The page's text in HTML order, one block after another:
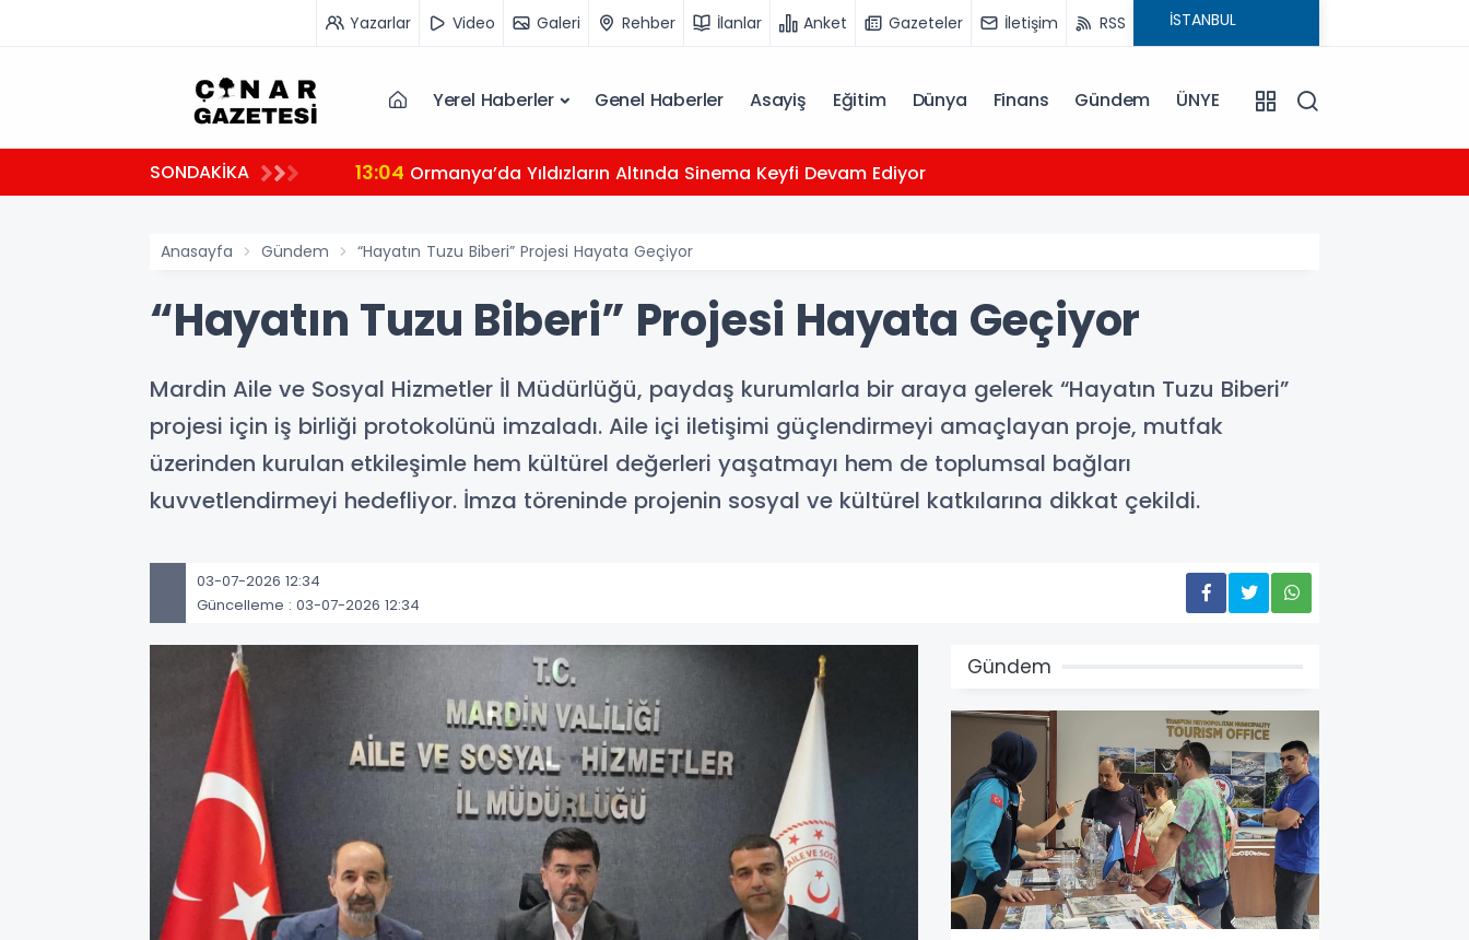
Yazarlar Video Galeri Rehber İlanlar Anket Gazeteler İletişim RSS
Yerel Haberler Genel Haberler Asayiş Eğitim Dünya Finans Gündem ÜNYE
SONDAKİKA 13:04 Ormanya’da Yıldızların Altında Sinema Keyfi Devam Ediyor
Anasayfa Gündem “Hayatın Tuzu Biberi” Projesi Hayata Geçiyor
“Hayatın Tuzu Biberi” Projesi Hayata Geçiyor
Mardin Aile ve Sosyal Hizmetler İl Müdürlüğü, paydaş kurumlarla bir araya gelerek “Hayatın Tuzu Biberi”
projesi için iş birliği protokolünü imzaladı. Aile içi iletişimi güçlendirmeyi amaçlayan proje, mutfak
üzerinden kurulan etkileşimle hem kültürel değerleri yaşatmayı hem de toplumsal bağları
kuvvetlendirmeyi hedefliyor. İmza töreninde projenin sosyal ve kültürel katkılarına dikkat çekildi.
03-07-2026 12:34
Güncelleme : 03-07-2026 12:34
Gündem